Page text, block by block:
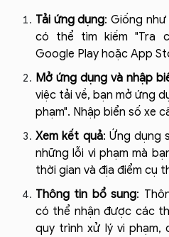
Tải ứng dụng: Giống
có thể tìm kiếm "Tra
Google Play hoặc App
Mở ứng dụng và nhập
việc tải về, bạn mở ứng
phạm". Nhập biển số xe
Xem kết quả: Ứng dụng
những lỗi vi phạm mà
thời gian và địa điểm cụ
Thông tin bổ sung:
có thể nhận được các
quy trình xử lý vi phạm,